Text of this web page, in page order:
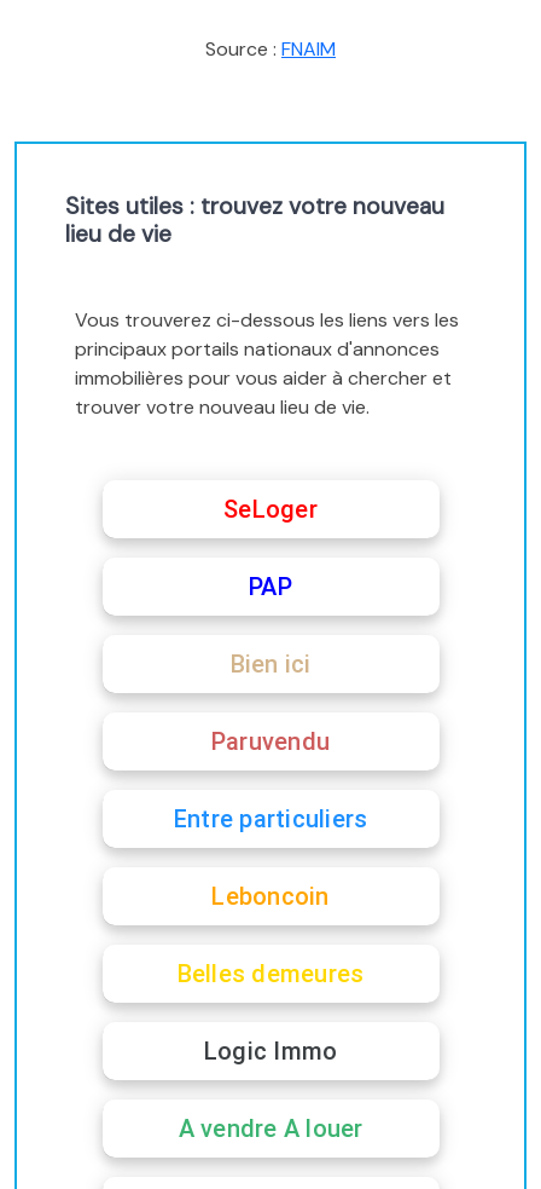
Source : FNAIM
Sites utiles : trouvez votre nouveau
lieu de vie
Vous trouverez ci-dessous les liens vers les
principaux portails nationaux d'annonces
immobilières pour vous aider à chercher et
trouver votre nouveau lieu de vie.
SeLoger
PAP
Bien ici
Paruvendu
Entre particuliers
Leboncoin
Belles demeures
Logic Immo
A vendre A louer